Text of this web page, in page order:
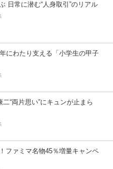
日常に潜む“人身取引”のリアル
にわたり支える「小学生の甲子
“両片思い”にキュンが止まら
ファミマ名物45％増量キャンペ